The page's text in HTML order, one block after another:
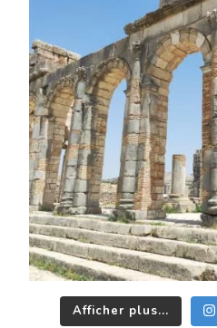
Afficher plus...